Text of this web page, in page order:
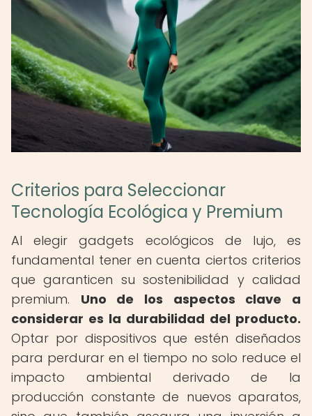
Criterios para Seleccionar
Tecnología Ecológica y Premium
Al elegir gadgets ecológicos de lujo, es
fundamental tener en cuenta ciertos criterios
que garanticen su sostenibilidad y calidad
premium. Uno de los aspectos clave a
considerar es la durabilidad del producto.
Optar por dispositivos que estén diseñados
para perdurar en el tiempo no solo reduce el
impacto ambiental derivado de la
producción constante de nuevos aparatos,